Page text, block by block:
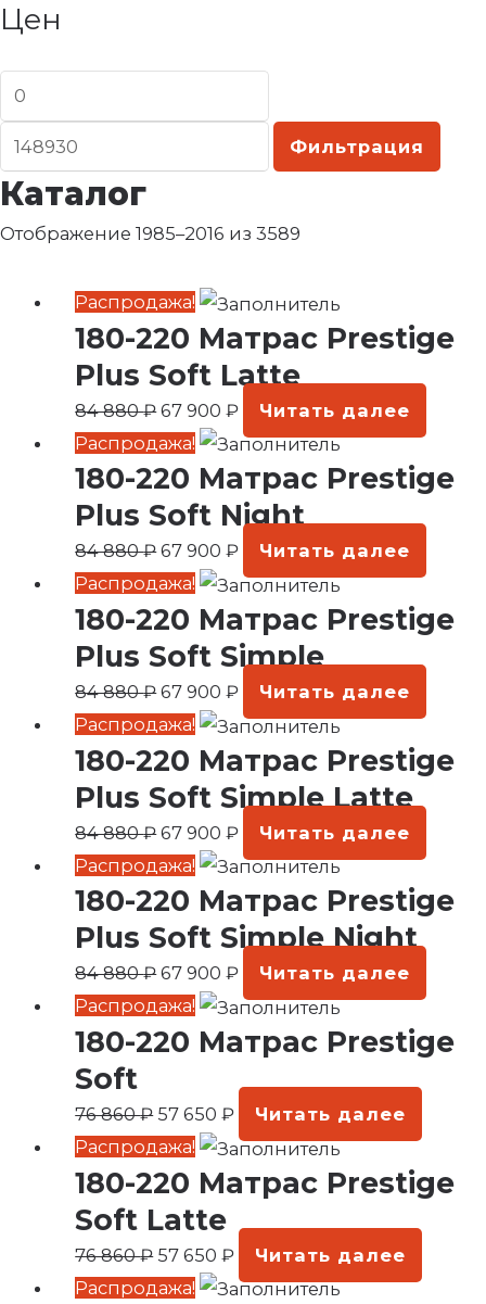
Цен
Фильтрация
Каталог
Отображение 1985–2016 из 3589
Распродажа!
180-220 Матрас Prestige
Plus Soft Latte
84 880₽
Первоначальная
цена
составляла
880 ₽.
67 900₽
Текущая
цена:
67
Читать далее
Распродажа!
180-220 Матрас Prestige
Plus Soft Night
84 880₽
Первоначальная
цена
составляла
84
880 ₽.
67 900₽
Текущая
цена:
67
900 ₽.
Читать далее
Распродажа!
180-220 Матрас Prestige
Plus Soft Simple
84 880₽
Первоначальная
цена
составляла
84
880 ₽.
67 900₽
Текущая
цена:
67
900 ₽.
Читать далее
Распродажа!
180-220 Матрас Prestige
Plus Soft Simple Latte
84 880₽
Первоначальная
цена
составляла
84
880 ₽.
67 900₽
Текущая
цена:
67
900 ₽.
Читать далее
Распродажа!
180-220 Матрас Prestige
Plus Soft Simple Night
84 880₽
Первоначальная
цена
составляла
84
880 ₽.
67 900₽
Текущая
цена:
67
900 ₽.
Читать далее
Распродажа!
180-220 Матрас Prestige
Soft
76 860₽
Первоначальная
цена
76
860 ₽.
57 650₽
Текущая
цена:
650 ₽.
Читать далее
Распродажа!
180-220 Матрас Prestige
Soft Latte
76 860₽
Первоначальная
цена
составляла
76
860 ₽.
57 650₽
Текущая
цена:
650 ₽.
Читать далее
Распродажа!Первоначальная
Текущая